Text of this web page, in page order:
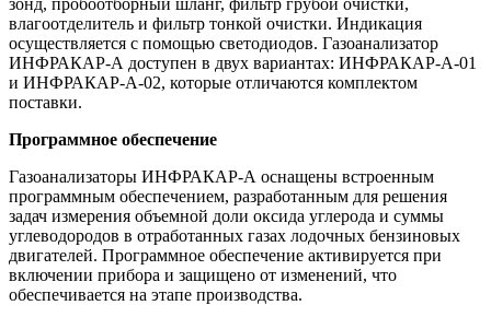
влагоотделитель и фильтр тонкой очистки. Индикация
осуществляется с помощью светодиодов. Газоанализатор
ИНФРАКАР-А доступен в двух вариантах: ИНФРАКАР-А-01
и ИНФРАКАР-А-02, которые отличаются комплектом
поставки.
Программное обеспечение
Газоанализаторы ИНФРАКАР-А оснащены встроенным
программным обеспечением, разработанным для решения
задач измерения объемной доли оксида углерода и суммы
углеводородов в отработанных газах лодочных бензиновых
двигателей. Программное обеспечение активируется при
включении прибора и защищено от изменений, что
обеспечивается на этапе производства.